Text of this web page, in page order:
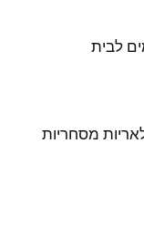
לבית
מסחריות